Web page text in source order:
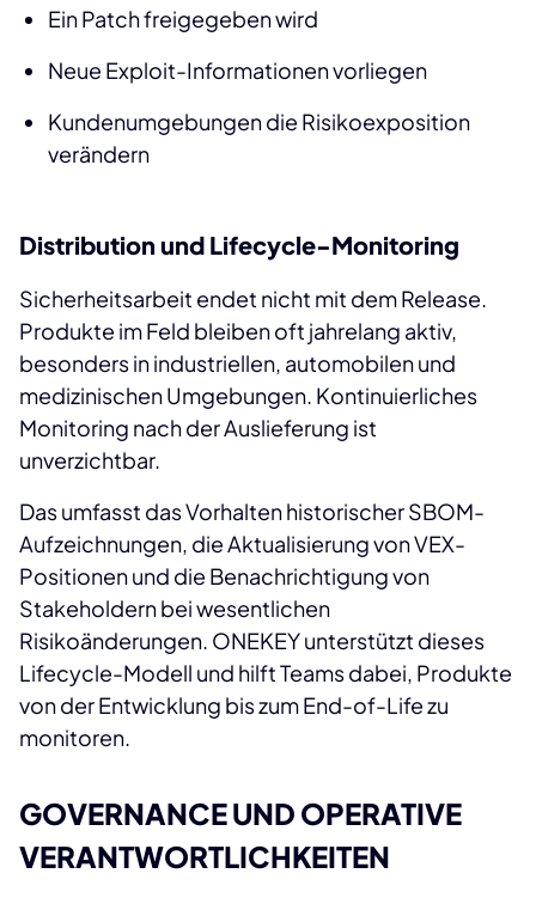
Ein Patch freigegeben wird
Neue Exploit-Informationen vorliegen
Kundenumgebungen die Risikoexposition
verändern
Distribution und Lifecycle-Monitoring
Sicherheitsarbeit endet nicht mit dem Release.
Produkte im Feld bleiben oft jahrelang aktiv,
besonders in industriellen, automobilen und
medizinischen Umgebungen. Kontinuierliches
Monitoring nach der Auslieferung ist
unverzichtbar.
Das umfasst das Vorhalten historischer SBOM-
Aufzeichnungen, die Aktualisierung von VEX-
Positionen und die Benachrichtigung von
Stakeholdern bei wesentlichen
Risikoänderungen. ONEKEY unterstützt dieses
Lifecycle-Modell und hilft Teams dabei, Produkte
von der Entwicklung bis zum End-of-Life zu
monitoren.
GOVERNANCE UND OPERATIVE
VERANTWORTLICHKEITEN